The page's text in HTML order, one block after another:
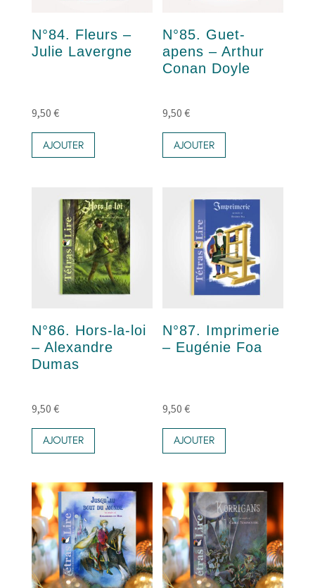
N°84. Fleurs –
Julie Lavergne
9,50 €
AJOUTER
N°85. Guet-
apens – Arthur
Conan Doyle
9,50€
AJOUTER
N°86. Hors-la-loi
– Alexandre
Dumas
9,50 €
AJOUTER
N°87. Imprimerie
– Eugénie Foa
9,50€
AJOUTER